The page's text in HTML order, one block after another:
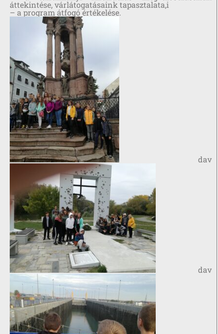
áttekintése, várlátogatásaink tapasztalata,i
– a program átfogó értékelése.
dav
dav